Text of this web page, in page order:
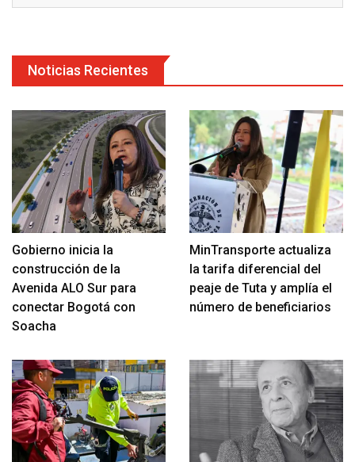
Noticias Recientes
Gobierno inicia la
construcción de la
Avenida ALO Sur para
conectar Bogotá con
Soacha
MinTransporte actualiza
la tarifa diferencial del
peaje de Tuta y amplía el
número de beneficiarios